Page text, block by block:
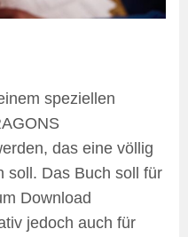
speziellen
das eine völlig
soll. Das Buch soll für
Download
jedoch auch für